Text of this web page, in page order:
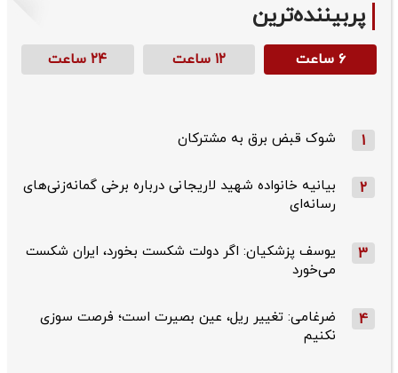
پربیننده‌ترین
۶ ساعت ۱۲ ساعت ۲۴ ساعت
1 شوک قبض برق به مشترکان
2
بیانیه خانواده شهید لاریجانی درباره برخی گمانه‌زنی‌های
رسانه‌ای
3
یوسف پزشکیان: اگر دولت شکست بخورد، ایران شکست
می‌خورد
4
ضرغامی: تغییر ریل، عین بصیرت است؛ فرصت سوزی
نکنیم